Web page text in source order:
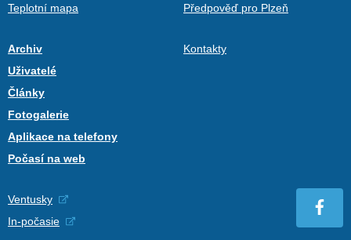
Teplotní mapa
Předpověď pro Plzeň
Archiv
Uživatelé
Články
Fotogalerie
Aplikace na telefony
Počasí na web
Kontakty
Ventusky
In-počasie